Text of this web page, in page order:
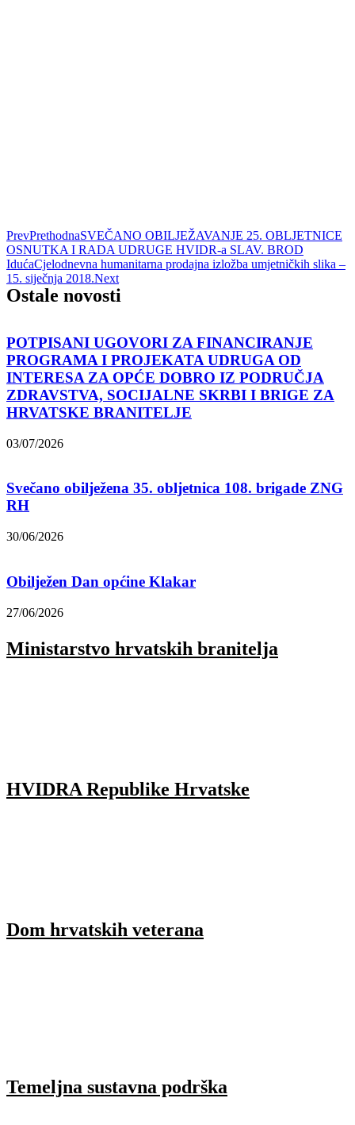
PrevPrethodnaSVEČANO OBILJEŽAVANJE 25. OBLJETNICE
OSNUTKA I RADA UDRUGE HVIDR-a SLAV. BROD
IdućaCjelodnevna humanitarna prodajna izložba umjetničkih slika –
15. siječnja 2018.Next
Ostale novosti
POTPISANI UGOVORI ZA FINANCIRANJE
PROGRAMA I PROJEKATA UDRUGA OD
INTERESA ZA OPĆE DOBRO IZ PODRUČJA
ZDRAVSTVA, SOCIJALNE SKRBI I BRIGE ZA
HRVATSKE BRANITELJE
03/07/2026
Svečano obilježena 35. obljetnica 108. brigade ZNG
RH
30/06/2026
Obilježen Dan općine Klakar
27/06/2026
Ministarstvo hrvatskih branitelja
HVIDRA Republike Hrvatske
Dom hrvatskih veterana
Temeljna sustavna podrška